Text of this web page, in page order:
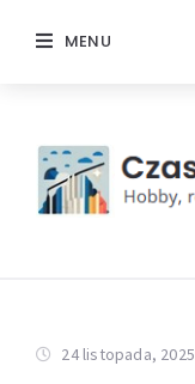
MENU
24 listopada, 2025